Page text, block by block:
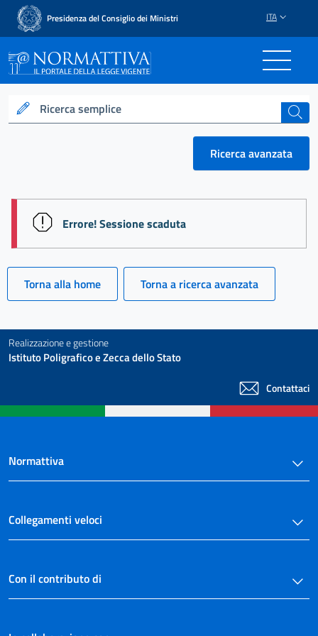
Presidenza del Consiglio dei Ministri ITA
Normattiva - Il portale
Ricerca semplice cerca
Ricerca avanzata
session id:
Errore! Sessione scaduta
Torna alla home Torna a ricerca avanzata
Realizzazione e gestione
Istituto Poligrafico e Zecca dello Stato
Contattaci
Normattiva
Collegamenti veloci
Con il contributo di